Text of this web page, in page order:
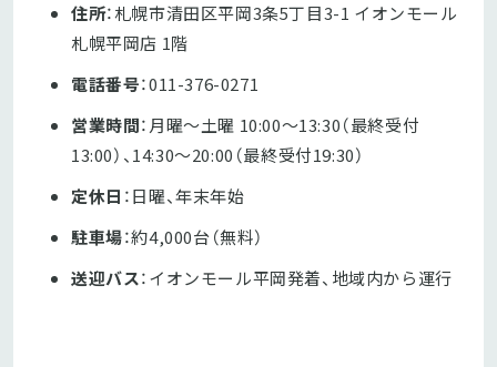
住所：札幌市清田区平岡3条5丁目3-1 イオンモール
札幌平岡店 1階
電話番号：011-376-0271
営業時間：月曜〜土曜 10:00〜13:30（最終受付
13:00）、14:30～20:00（最終受付19:30）
定休日 ：日曜、年末年始
駐車場：約4,000台（無料）
送迎バス：イオンモール平岡発着、地域内から運行